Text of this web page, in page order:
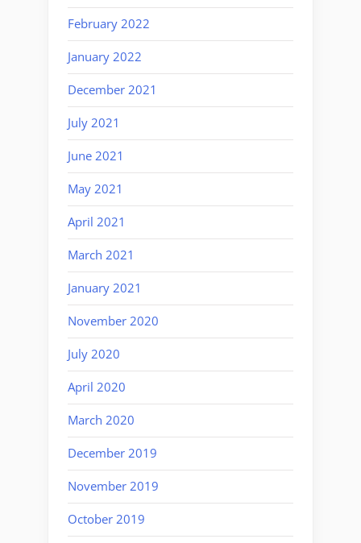
February 2022
January 2022
December 2021
July 2021
June 2021
May 2021
April 2021
March 2021
January 2021
November 2020
July 2020
April 2020
March 2020
December 2019
November 2019
October 2019